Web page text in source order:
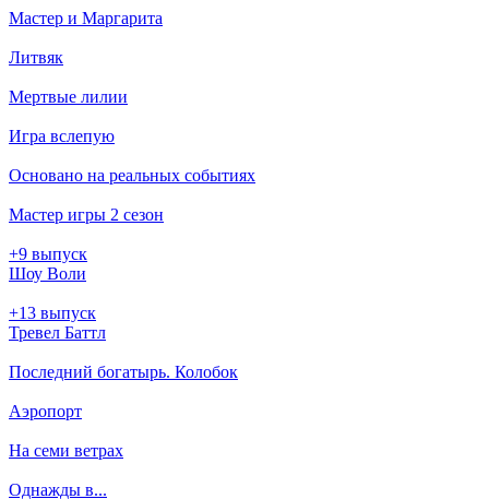
Мастер и Маргарита
Литвяк
Мертвые лилии
Игра вслепую
Основано на реальных событиях
Мастер игры 2 сезон
+9 выпуск
Шоу Воли
+13 выпуск
Тревел Баттл
Последний богатырь. Колобок
Аэропорт
На семи ветрах
Однажды в...